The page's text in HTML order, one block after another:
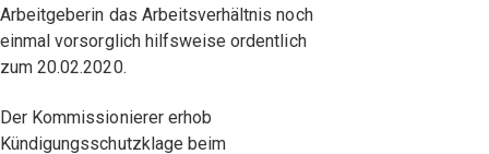
Arbeitgeberin das Arbeitsverhältnis noch
einmal vorsorglich hilfsweise ordentlich
zum 20.02.2020.
Der Kommissionierer erhob
Kündigungsschutzklage beim